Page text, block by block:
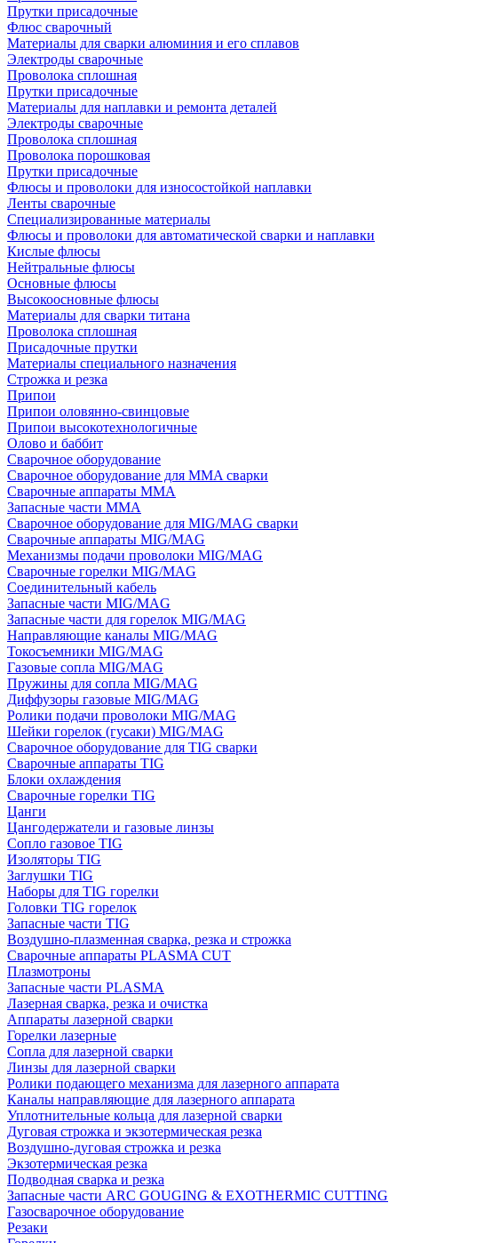
Прутки присадочные
Флюс сварочный
Материалы для сварки алюминия и его сплавов
Электроды сварочные
Проволока сплошная
Прутки присадочные
Материалы для наплавки и ремонта деталей
Электроды сварочные
Проволока сплошная
Проволока порошковая
Прутки присадочные
Флюсы и проволоки для износостойкой наплавки
Ленты сварочные
Специализированные материалы
Флюсы и проволоки для автоматической сварки и наплавки
Кислые флюсы
Нейтральные флюсы
Основные флюсы
Высокоосновные флюсы
Материалы для сварки титана
Проволока сплошная
Присадочные прутки
Материалы специального назначения
Строжка и резка
Припои
Припои оловянно-свинцовые
Припои высокотехнологичные
Олово и баббит
Сварочное оборудование
Сварочное оборудование для MMA сварки
Сварочные аппараты MMA
Запасные части MMA
Сварочное оборудование для MIG/MAG сварки
Сварочные аппараты MIG/MAG
Механизмы подачи проволоки MIG/MAG
Сварочные горелки MIG/MAG
Соединительный кабель
Запасные части MIG/MAG
Запасные части для горелок MIG/MAG
Направляющие каналы MIG/MAG
Токосъемники MIG/MAG
Газовые сопла MIG/MAG
Пружины для сопла MIG/MAG
Диффузоры газовые MIG/MAG
Ролики подачи проволоки MIG/MAG
Шейки горелок (гусаки) MIG/MAG
Сварочное оборудование для TIG сварки
Сварочные аппараты TIG
Блоки охлаждения
Сварочные горелки TIG
Цанги
Цангодержатели и газовые линзы
Сопло газовое TIG
Изоляторы TIG
Заглушки TIG
Наборы для TIG горелки
Головки TIG горелок
Запасные части TIG
Воздушно-плазменная сварка, резка и строжка
Сварочные аппараты PLASMA CUT
Плазмотроны
Запасные части PLASMA
Лазерная сварка, резка и очистка
Аппараты лазерной сварки
Горелки лазерные
Сопла для лазерной сварки
Линзы для лазерной сварки
Ролики подающего механизма для лазерного аппарата
Каналы направляющие для лазерного аппарата
Уплотнительные кольца для лазерной сварки
Дуговая строжка и экзотермическая резка
Воздушно-дуговая строжка и резка
Экзотермическая резка
Подводная сварка и резка
Запасные части ARC GOUGING & EXOTHERMIC CUTTING
Газосварочное оборудование
Резаки